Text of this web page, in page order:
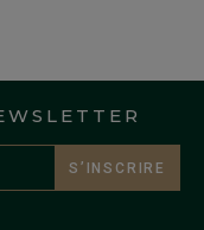
S’INSCRIRE